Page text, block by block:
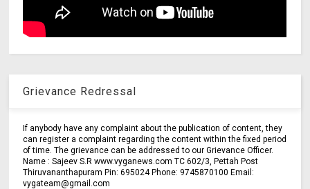
Grievance Redressal
If anybody have any complaint about the publication of content, they
can register a complaint regarding the content within the fixed period
of time. The grievance can be addressed to our Grievance Officer.
Name : Sajeev S.R www.vyganews.com TC 602/3, Pettah Post
Thiruvananthapuram Pin: 695024 Phone: 9745870100 Email:
vygateam@gmail.com